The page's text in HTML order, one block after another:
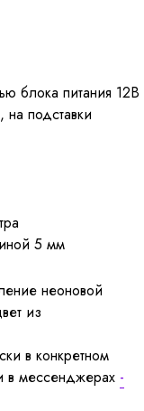
блока питания 12В
подставки
5 мм
неоновой
из
в конкретном
в мессенджерах -